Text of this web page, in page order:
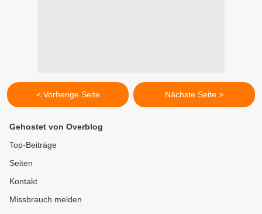
< Vorherige Seite Nächste Seite >
Gehostet von Overblog
Top-Beiträge
Seiten
Kontakt
Missbrauch melden